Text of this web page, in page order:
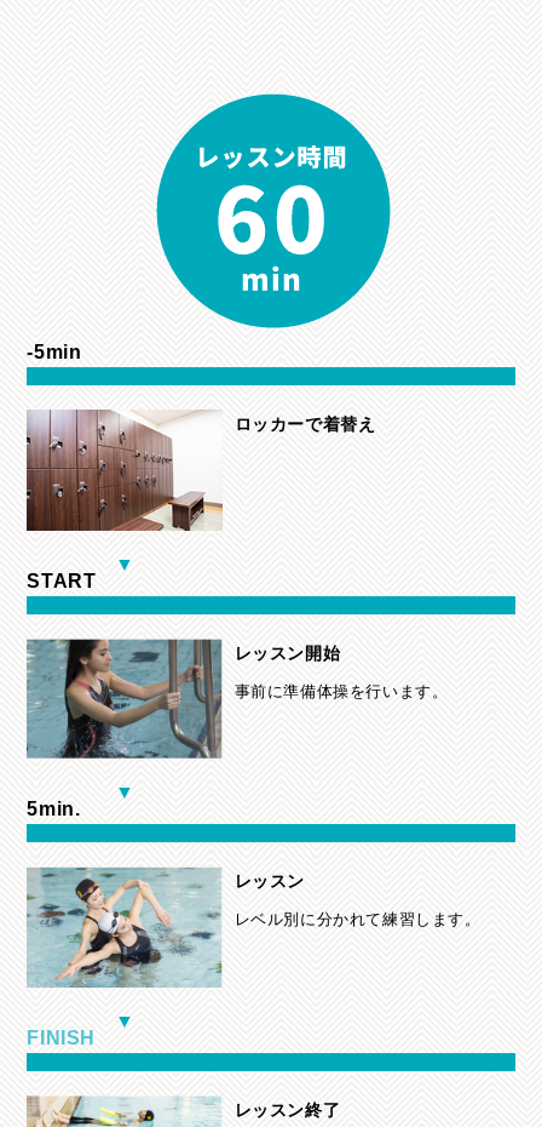
-5min
ロッカーで着替え
START
レッスン開始
事前に準備体操を行います。
5min.
レッスン
レベル別に分かれて練習します。
FINISH
レッスン終了